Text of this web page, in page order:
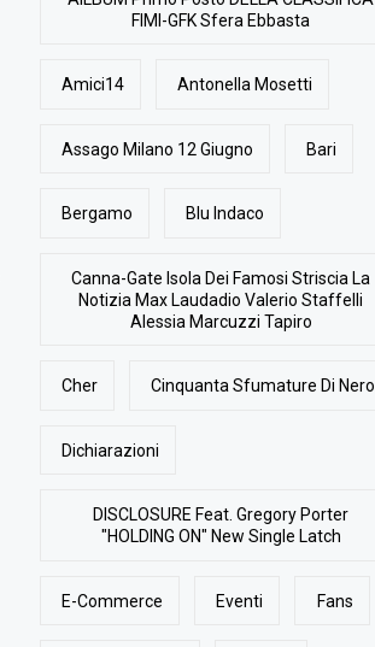
FIMI-GFK Sfera Ebbasta
Amici14 Antonella Mosetti
Assago Milano 12 Giugno Bari
Bergamo Blu Indaco
Canna-Gate Isola Dei Famosi Striscia La
Notizia Max Laudadio Valerio Staffelli
Alessia Marcuzzi Tapiro
Cher Cinquanta Sfumature Di Nero
Dichiarazioni
DISCLOSURE Feat. Gregory Porter
"HOLDING ON" New Single Latch
E-Commerce Eventi Fans